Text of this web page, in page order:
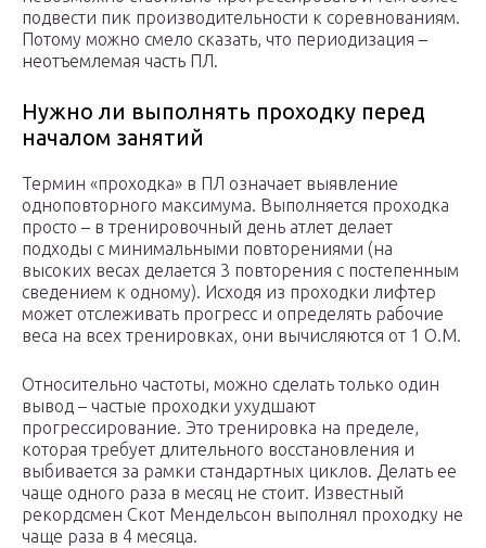
подвести пик производительности к соревнованиям.
Потому можно смело сказать, что периодизация –
неотъемлемая часть ПЛ.
Нужно ли выполнять проходку перед
началом занятий
Термин «проходка» в ПЛ означает выявление
одноповторного максимума. Выполняется проходка
просто – в тренировочный день атлет делает
подходы с минимальными повторениями (на
высоких весах делается 3 повторения с постепенным
сведением к одному). Исходя из проходки лифтер
может отслеживать прогресс и определять рабочие
веса на всех тренировках, они вычисляются от 1 О.М.
Относительно частоты, можно сделать только один
вывод – частые проходки ухудшают
прогрессирование. Это тренировка на пределе,
которая требует длительного восстановления и
выбивается за рамки стандартных циклов. Делать ее
чаще одного раза в месяц не стоит. Известный
рекордсмен Скот Мендельсон выполнял проходку не
чаще раза в 4 месяца.